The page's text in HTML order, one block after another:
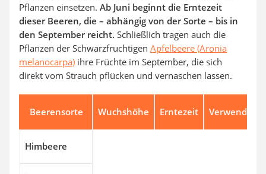
Pflanzen einsetzen. Ab Juni beginnt die Erntezeit
dieser Beeren, die – abhängig von der Sorte – bis in
den September reicht. Schließlich tragen auch die
Pflanzen der Schwarzfruchtigen Apfelbeere (Aronia
melanocarpa) ihre Früchte im September, die sich
direkt vom Strauch pflücken und vernaschen lassen.
Beerensorte Wuchshöhe Erntezeit Verwendung
Himbeere